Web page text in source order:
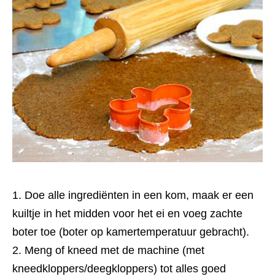
Doe alle ingrediënten in een kom, maak er een
kuiltje in het midden voor het ei en voeg zachte
boter toe (boter op kamertemperatuur gebracht).
Meng of kneed met de machine (met
kneedkloppers/deegkloppers) tot alles goed